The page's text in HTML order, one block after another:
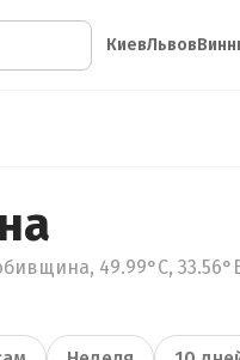
КиевЛьвов
49.99°С,